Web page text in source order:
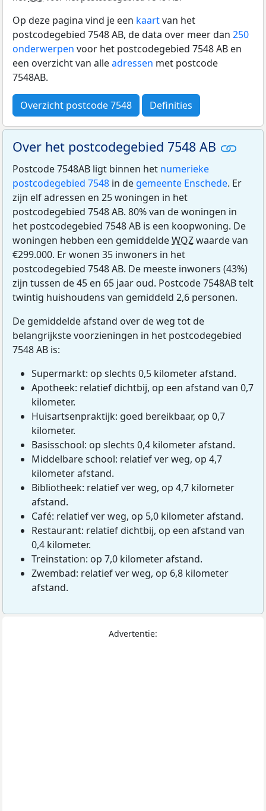
Op deze pagina vind je een kaartvan het
postcodegebied 7548 AB, de data over meer dan 250
onderwerpen voor het postcodegebied 7548 AB en
een overzicht van alleadressen met postcode
7548AB.
Overzicht postcode 7548 Definities
Over het postcodegebied 7548 AB
Postcode 7548AB ligt binnen het numerieke
postcodegebied 7548 in de gemeente Enschede. Er
zijn elf adressen en 25 woningen in het
postcodegebied 7548 AB. 80% van de woningen in
het postcodegebied 7548 AB is een koopwoning. De
woningen hebben een gemiddeldeWOZwaarde van
€299.000. Er wonen 35 inwoners in het
postcodegebied 7548 AB. De meeste inwoners (43%)
zijn tussen de 45 en 65 jaar oud. Postcode 7548AB telt
twintig huishoudens van gemiddeld 2,6 personen.
De gemiddelde afstand over de weg tot de
belangrijkste voorzieningen in het postcodegebied
7548 AB is:
Supermarkt: op slechts 0,5 kilometer afstand.
Apotheek: relatief dichtbij, op een afstand van 0,7
kilometer.
Huisartsenpraktijk: goed bereikbaar, op 0,7
kilometer.
Basisschool: op slechts 0,4 kilometer afstand.
Middelbare school: relatief ver weg, op 4,7
kilometer afstand.
Bibliotheek: relatief ver weg, op 4,7 kilometer
afstand.
Café: relatief ver weg, op 5,0 kilometer afstand.
Restaurant: relatief dichtbij, op een afstand van
0,4 kilometer.
Treinstation: op 7,0 kilometer afstand.
Zwembad: relatief ver weg, op 6,8 kilometer
afstand.
Advertentie: